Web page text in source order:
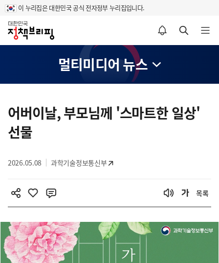
이 누리집은 대한민국 공식 전자정부 누리집입니다.
홈
알림설정 바로가기 검색 바로가기 메뉴 열기
멀티미디어 뉴스
텐
츠
영
어버이날, 부모님께 '스마트한 일상'
선물
2026.05.08 과학기술정보통신부
목록